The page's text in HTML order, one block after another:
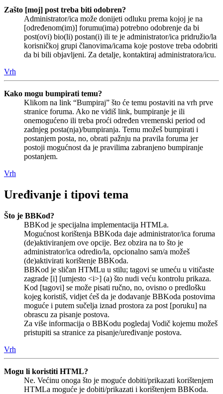
Zašto [moj] post treba biti odobren?
Administrator/ica može donijeti odluku prema kojoj je na
[određenom(im)] forumu(ima) potrebno odobrenje da bi
post(ovi) bio(li) postan(i) ili te je administrator/ica pridružio/la
korisničkoj grupi članovima/icama koje postove treba odobriti
da bi bili objavljeni. Za detalje, kontaktiraj administratora/icu.
Vrh
Kako mogu bumpirati temu?
Klikom na link “Bumpiraj” što će temu postaviti na vrh prve
stranice foruma. Ako ne vidiš link, bumpiranje je ili
onemogućeno ili treba proći određen vremenski period od
zadnjeg posta(nja)/bumpiranja. Temu možeš bumpirati i
postanjem posta, no, obrati pažnju na pravila foruma jer
postoji mogućnost da je pravilima zabranjeno bumpiranje
postanjem.
Vrh
Uređivanje i tipovi tema
Što je BBKod?
BBKod je specijalna implementacija HTMLa.
Mogućnost korištenja BBKoda daje administrator/ica foruma
(de)aktiviranjem ove opcije. Bez obzira na to što je
administrator/ica odredio/la, opcionalno sam/a možeš
(de)aktivirati korištenje BBKoda.
BBKod je sličan HTMLu u stilu; tagovi se umeću u vitičaste
zagrade [i] [umjesto <i>] (a) što nudi veću kontrolu prikaza.
Kod [tagovi] se može pisati ručno, no, ovisno o predlošku
kojeg koristiš, vidjet ćeš da je dodavanje BBKoda postovima
moguće i putem sučelja iznad prostora za post [poruku] na
obrascu za pisanje postova.
Za više informacija o BBKodu pogledaj Vodič kojemu možeš
pristupiti sa stranice za pisanje/uređivanje postova.
Vrh
Mogu li koristiti HTML?
Ne. Većinu onoga što je moguće dobiti/prikazati korištenjem
HTMLa moguće je dobiti/prikazati i korištenjem BBKoda.